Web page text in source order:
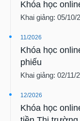
Khóa học
Khai giảng: 05/10/
11/2026
Khóa học
phiếu
Khai giảng: 02/11/
12/2026
Khóa học